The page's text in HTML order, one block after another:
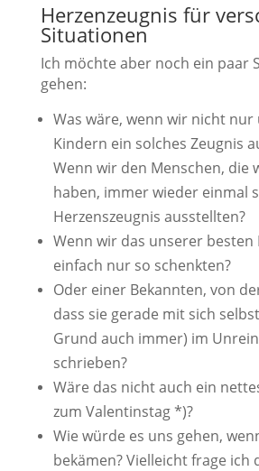
Herzenzeugnis für
Situationen
Ich möchte aber noch ein paar
gehen:
Was wäre, wenn wir nicht nur
Kindern ein solches Zeugnis
Wenn wir den Menschen, die
haben, immer wieder einmal
Herzenszeugnis ausstellten?
Wenn wir das unserer besten
einfach nur so schenkten?
Oder einer Bekannten, von
dass sie gerade mit sich
Grund auch immer) im
schrieben?
Wäre das nicht auch ein
zum Valentinstag *)?
Wie würde es uns gehen,
bekämen? Vielleicht frage ich